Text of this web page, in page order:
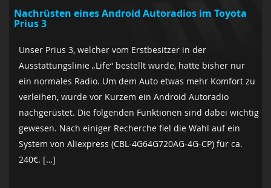
Nachrüsten eines Android Autoradios im Toyota
Prius 3
Unser Prius 3, welcher vom Erstbesitzer in der
Ausstattungslinie „Life“ bestellt wurde, hatte bisher nur
ein normales Radio. Um dem Auto etwas mehr Komfort zu
verleihen, wurde vor Kurzem ein Android Autoradio
nachgerüstet. Die folgenden Funktionen sind dabei wichtig
gewesen. Nach einiger Recherche fiel die Wahl auf ein
System von Aliexpress (CBL-4G64G720AG-4G-CP) für ca.
240€. […]